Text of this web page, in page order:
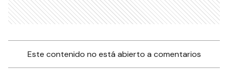
Este contenido no está abierto a comentarios